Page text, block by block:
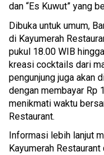
dan “Es Kuwut” yang
Dibuka untuk umum,
di Kayumerah
pukul 18.00 WIB
kreasi cocktails dari
pengunjung juga akan
dengan membayar Rp
menikmati waktu
Restaurant.
Informasi lebih lanjut
Kayumerah